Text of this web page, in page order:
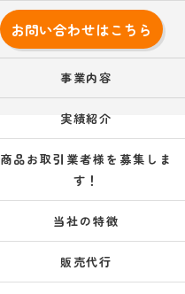
お問い合わせはこちら
事業内容
実績紹介
商品お取引業者様を募集しま
す！
当社の特徴
販売代行